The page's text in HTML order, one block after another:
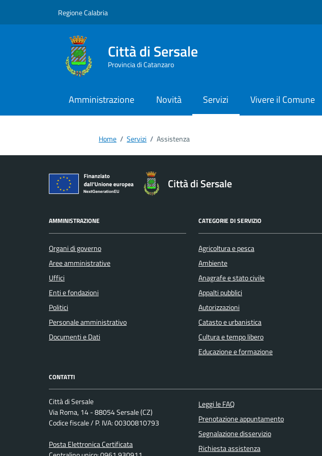
Regione Calabria
Città di Sersale
Provincia di Catanzaro
Amministrazione Novità Servizi Vivere il Comune
Home / Servizi / Assistenza
Città di Sersale
AMMINISTRAZIONE
Organi di governo
Aree amministrative
Uffici
Enti e fondazioni
Politici
Personale amministrativo
Documenti e Dati
CATEGORIE DI SERVIZIO
Agricoltura e pesca
Ambiente
Anagrafe e stato civile
Appalti pubblici
Autorizzazioni
Catasto e urbanistica
Cultura e tempo libero
Educazione e formazione
CONTATTI
Città di Sersale
Via Roma, 14 - 88054 Sersale (CZ)
Codice fiscale / P. IVA: 00300810793
Posta Elettronica Certificata
Leggi le FAQ
Prenotazione appuntamento
Segnalazione disservizio
Richiesta assistenza